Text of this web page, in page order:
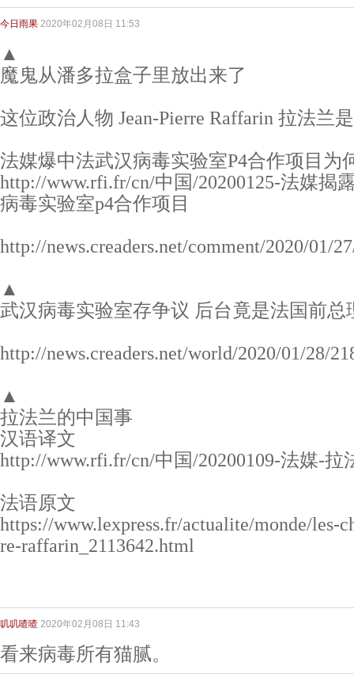
今日雨果 2020年02月08日 11:53
▲
魔鬼从潘多拉盒子里放出来了
这位政治人物 Jean-Pierre Raffarin 拉法兰
法媒爆中法武汉病毒实验室P4合作项目为
http://www.rfi.fr/cn/中国/20200125-法媒揭
病毒实验室p4合作项目
http://news.creaders.net/comment/2020/01/
▲
武汉病毒实验室存争议 后台竟是法国前总
http://news.creaders.net/world/2020/01/28/
▲
拉法兰的中国事
汉语译文
http://www.rfi.fr/cn/中国/20200109-法媒-拉
法语原文
https://www.lexpress.fr/actualite/monde/les-
re-raffarin_2113642.html
叽叽喳喳 2020年02月08日 11:43
看来病毒所有猫腻。